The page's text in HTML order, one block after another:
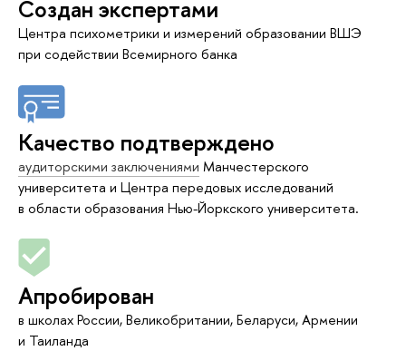
Создан экспертами
Центра психометрики и измерений образовании ВШЭ
при содействии Всемирного банка
Качество подтверждено
аудиторскими заключениями Манчестерского
университета и Центра передовых исследований
в области образования Нью-Йоркского университета.
Апробирован
в школах России, Великобритании, Беларуси, Армении
и Таиланда